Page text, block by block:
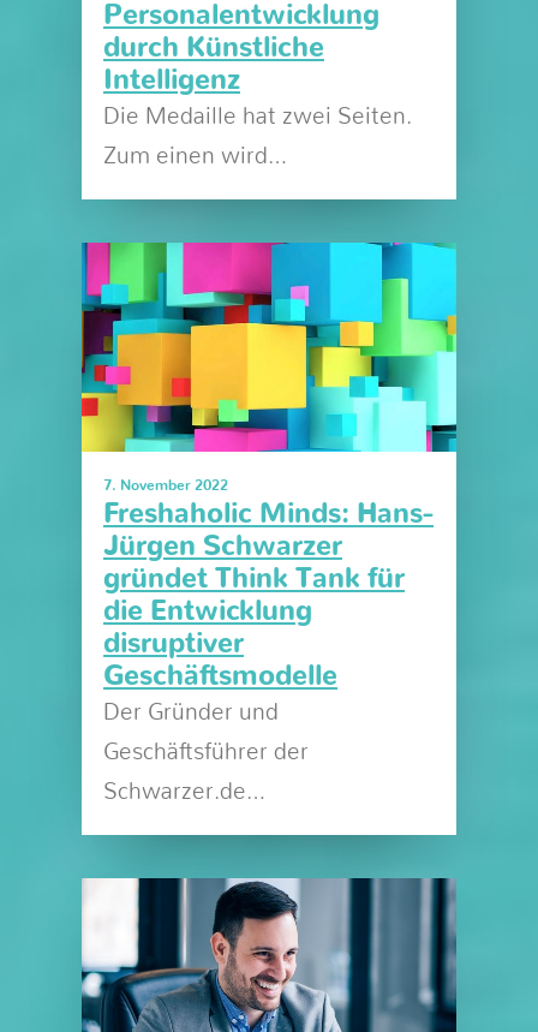
Personalentwicklung
durch Künstliche
Intelligenz
Die Medaille hat zwei Seiten.
Zum einen wird…
7. November 2022
Freshaholic Minds: Hans-
Jürgen Schwarzer
gründet Think Tank für
die Entwicklung
disruptiver
Geschäftsmodelle
Der Gründer und
Geschäftsführer der
Schwarzer.de…